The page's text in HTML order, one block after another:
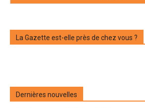
La Gazette est-elle près de chez vous ?
Dernières nouvelles